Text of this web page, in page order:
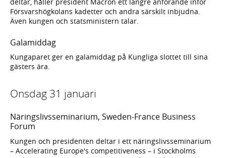
Försvarshögkolans kadetter och andra särskilt inbjudna.
Även kungen och statsministern talar.
Galamiddag
Kungaparet ger en galamiddag på Kungliga slottet till sina
gästers ära.
Onsdag 31 januari
Näringslivsseminarium, Sweden-France Business
Forum
Kungen och presidenten deltar i ett näringslivsseminarium
– Accelerating Europe's competitiveness – i Stockholms